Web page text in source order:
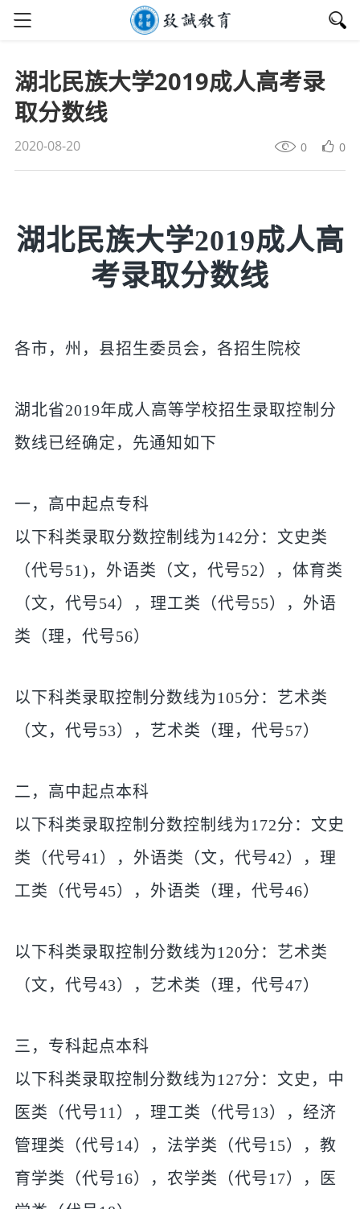
湖北民族大学2019成人高考录
取分数线
2020-08-20 0 0
湖北民族大学2019成人高
考录取分数线
各市，州，县招生委员会，各招生院校
湖北省2019年成人高等学校招生录取控制分
数线已经确定，先通知如下
一，高中起点专科
以下科类录取分数控制线为142分：文史类
（代号51)，外语类（文，代号52），体育类
（文，代号54），理工类（代号55），外语
类（理，代号56）
以下科类录取控制分数线为105分：艺术类
（文，代号53），艺术类（理，代号57）
二，高中起点本科
以下科类录取控制分数控制线为172分：文史
类（代号41），外语类（文，代号42），理
工类（代号45），外语类（理，代号46）
以下科类录取控制分数线为120分：艺术类
（文，代号43），艺术类（理，代号47）
三，专科起点本科
以下科类录取控制分数线为127分：文史，中
医类（代号11），理工类（代号13），经济
管理类（代号14），法学类（代号15），教
育学类（代号16），农学类（代号17），医